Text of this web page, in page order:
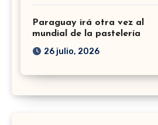
Paraguay irá otra vez al
mundial de la pastelería
26 julio, 2026